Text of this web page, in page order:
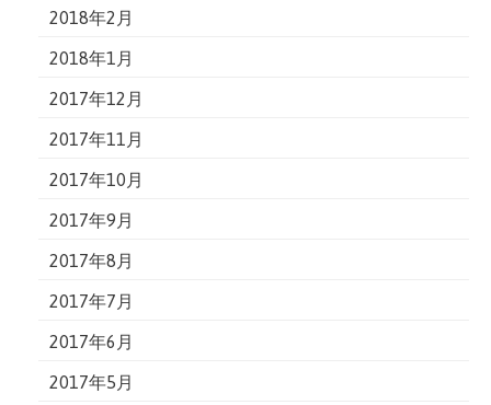
2018年2月
2018年1月
2017年12月
2017年11月
2017年10月
2017年9月
2017年8月
2017年7月
2017年6月
2017年5月